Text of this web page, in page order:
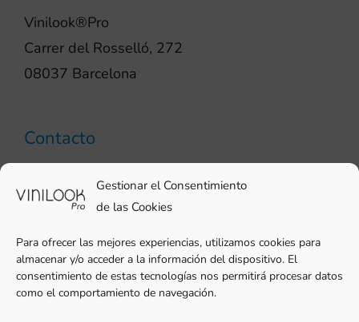
Gestionar el Consentimiento
de las Cookies
Para ofrecer las mejores experiencias, utilizamos cookies para
almacenar y/o acceder a la información del dispositivo. El
consentimiento de estas tecnologías nos permitirá procesar datos
como el comportamiento de navegación.
Vinilook®Pro
Carrer del Rosselló, 272
08037 Barcelona
Contacto
pro@vinilook.es
Vinilos decorativos envinilook.net